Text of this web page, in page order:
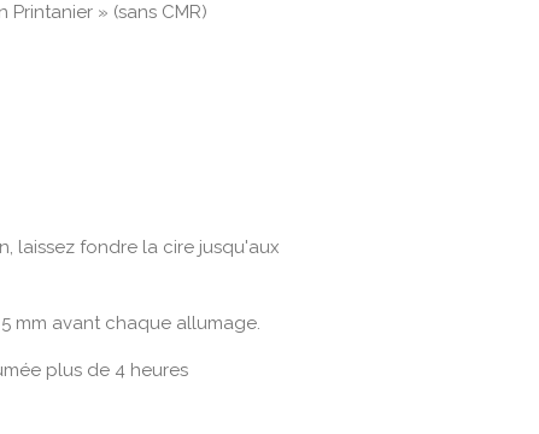
Printanier » (sans CMR)
laissez fondre la cire jusqu'aux
mm avant chaque allumage.
plus de 4 heures